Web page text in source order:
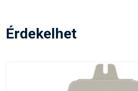
Érdekelhet